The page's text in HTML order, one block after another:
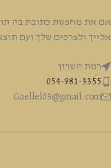
אם את מחפשת כתובת בה
אלייך ולצרכים שלך ועם
רמת השרון
054-981-3355
Gaellel03@gmail.com